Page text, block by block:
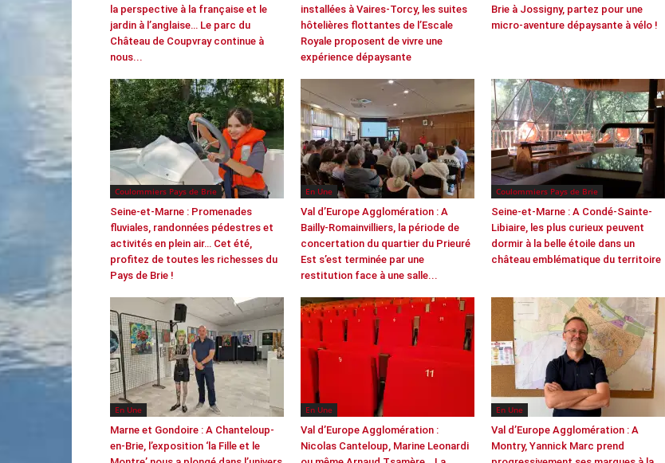
la perspective à la française et le
jardin à l’anglaise… Le parc du
Château de Coupvray continue à
nous...
installées à Vaires-Torcy, les suites
hôtelières flottantes de l’Escale
Royale proposent de vivre une
expérience dépaysante
Brie à Jossigny, partez pour une
micro-aventure dépaysante à vélo !
Coulommiers Pays de Brie
Seine-et-Marne : Promenades
fluviales, randonnées pédestres et
activités en plein air… Cet été,
profitez de toutes les richesses du
Pays de Brie !
En Une
Val d’Europe Agglomération : A
Bailly-Romainvilliers, la période de
concertation du quartier du Prieuré
Est s’est terminée par une
restitution face à une salle...
Coulommiers Pays de Brie
Seine-et-Marne : A Condé-Sainte-
Libiaire, les plus curieux peuvent
dormir à la belle étoile dans un
château emblématique du territoire
En Une
Marne et Gondoire : A Chanteloup-
en-Brie, l’exposition ‘la Fille et le
En Une
Val d’Europe Agglomération :
Nicolas Canteloup, Marine Leonardi
En Une
Val d’Europe Agglomération : A
Montry, Yannick Marc prend